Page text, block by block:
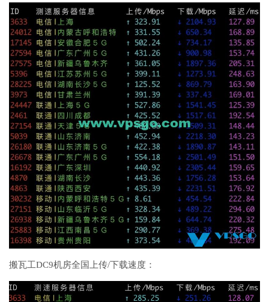
搬瓦工DC9机房全国上传/下载速度：